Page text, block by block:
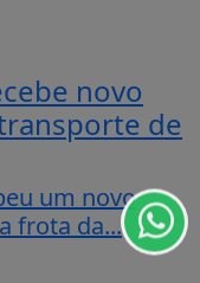
novo
de
um novo
frota da...